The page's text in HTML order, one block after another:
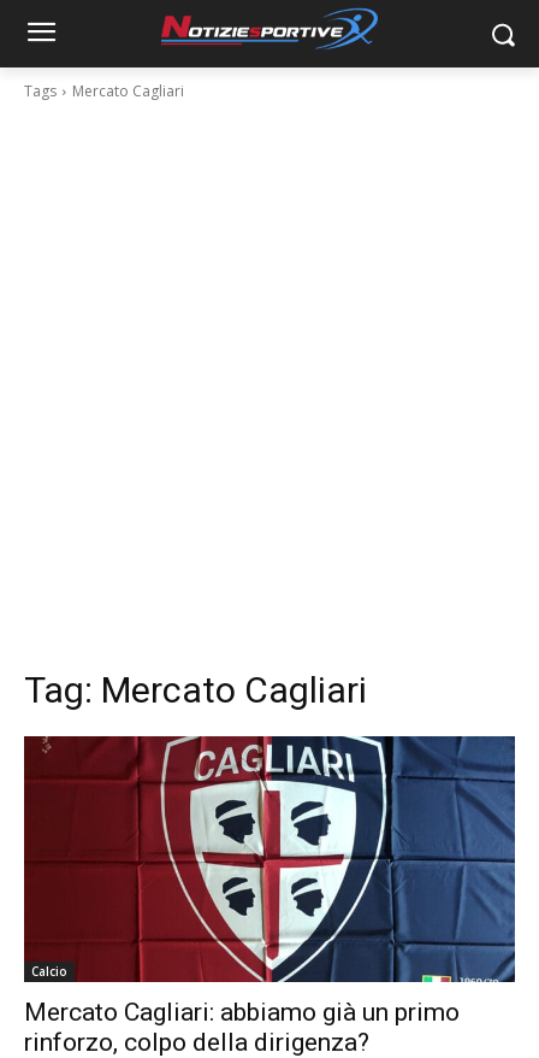
Tags Mercato Cagliari
Tag: Mercato Cagliari
Calcio
Mercato Cagliari: abbiamo già un primo
rinforzo, colpo della dirigenza?